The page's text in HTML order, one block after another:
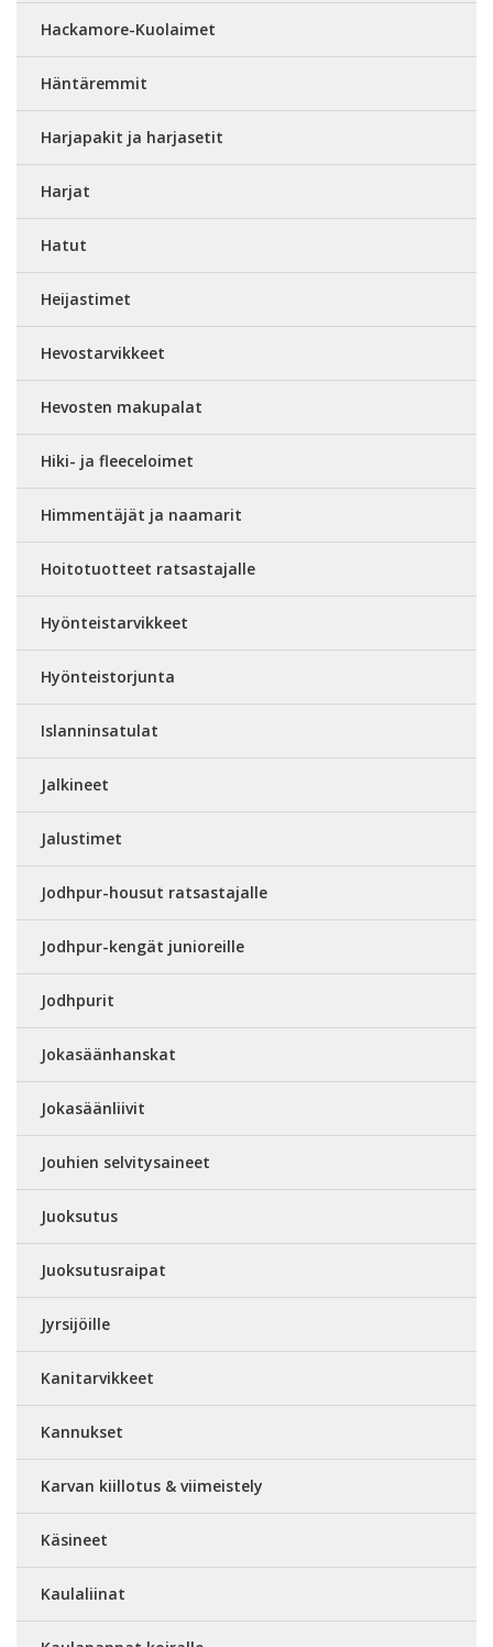
Hackamore-Kuolaimet
Häntäremmit
Harjapakit ja harjasetit
Harjat
Hatut
Heijastimet
Hevostarvikkeet
Hevosten makupalat
Hiki- ja fleeceloimet
Himmentäjät ja naamarit
Hoitotuotteet ratsastajalle
Hyönteistarvikkeet
Hyönteistorjunta
Islanninsatulat
Jalkineet
Jalustimet
Jodhpur-housut ratsastajalle
Jodhpur-kengät junioreille
Jodhpurit
Jokasäänhanskat
Jokasäänliivit
Jouhien selvitysaineet
Juoksutus
Juoksutusraipat
Jyrsijöille
Kanitarvikkeet
Kannukset
Karvan kiillotus & viimeistely
Käsineet
Kaulaliinat